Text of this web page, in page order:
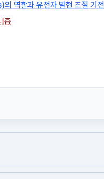
역할과 유전자 발현 조절 기전
즘